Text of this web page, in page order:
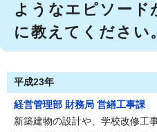
ようなエピソード
に教えてください
平成23年
経営管理部 財務局 営繕工事課
新築建物の設計や、学校改修工